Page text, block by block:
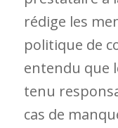
rédige les
politique de
entendu que
tenu
cas de